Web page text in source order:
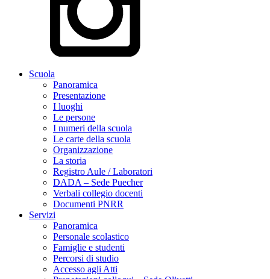
Scuola
Panoramica
Presentazione
I luoghi
Le persone
I numeri della scuola
Le carte della scuola
Organizzazione
La storia
Registro Aule / Laboratori
DADA – Sede Puecher
Verbali collegio docenti
Documenti PNRR
Servizi
Panoramica
Personale scolastico
Famiglie e studenti
Percorsi di studio
Accesso agli Atti